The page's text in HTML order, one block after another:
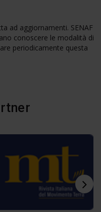
ad aggiornamenti. SENAF
conoscere le modalità di
periodicamente questa